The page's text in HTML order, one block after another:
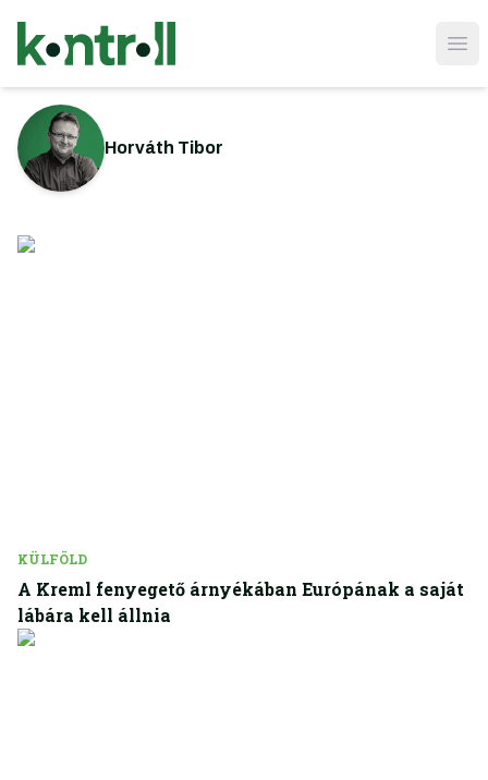
Horváth Tibor
KÜLFÖLD
A Kreml fenyegető árnyékában Európának a saját
lábára kell állnia